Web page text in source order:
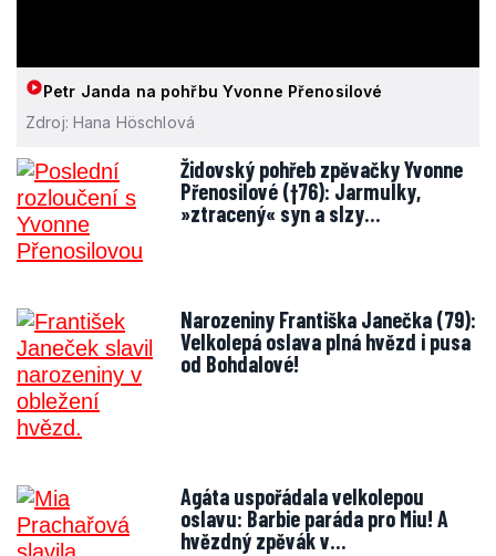
Petr Janda na pohřbu Yvonne Přenosilové
Zdroj: Hana Höschlová
Židovský pohřeb zpěvačky Yvonne
Přenosilové (†76): Jarmulky,
»ztracený« syn a slzy…
Narozeniny Františka Janečka (79):
Velkolepá oslava plná hvězd i pusa
od Bohdalové!
Agáta uspořádala velkolepou
oslavu: Barbie paráda pro Miu! A
hvězdný zpěvák v…